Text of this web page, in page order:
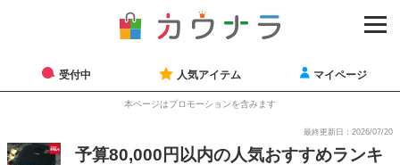
受付中 人気アイテム マイページ
本ページはプロモーションを含みます
最終更新日：2026/07/20
予算80,000円以内の人気おすすめランキ